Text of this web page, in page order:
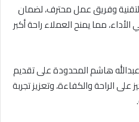
التقنية وفريق عمل محترف، لضمان
مما يمنح العملاء راحة أكبر
هاشم المحدودة على تقديم
الراحة والكفاءة، وتعزيز تجربة